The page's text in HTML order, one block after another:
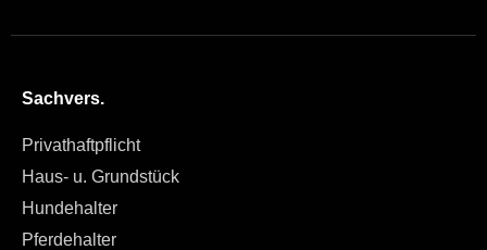
Sachvers.
Privathaftpflicht
Haus- u. Grundstück
Hundehalter
Pferdehalter